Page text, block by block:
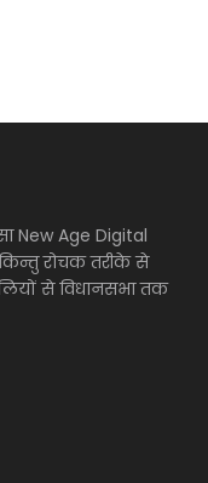
New Age Digital
रोचक तरीके से
से विधानसभा तक